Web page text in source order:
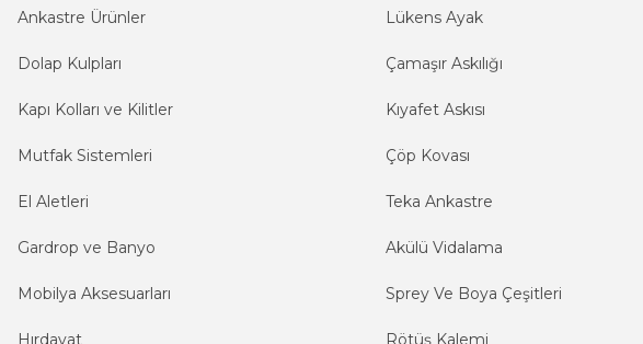
Ankastre Ürünler
Dolap Kulpları
Kapı Kolları ve Kilitler
Mutfak Sistemleri
El Aletleri
Gardrop ve Banyo
Mobilya Aksesuarları
Hırdavat
Lükens Ayak
Çamaşır Askılığı
Kıyafet Askısı
Çöp Kovası
Teka Ankastre
Akülü Vidalama
Sprey Ve Boya Çeşitleri
Rötüş Kalemi